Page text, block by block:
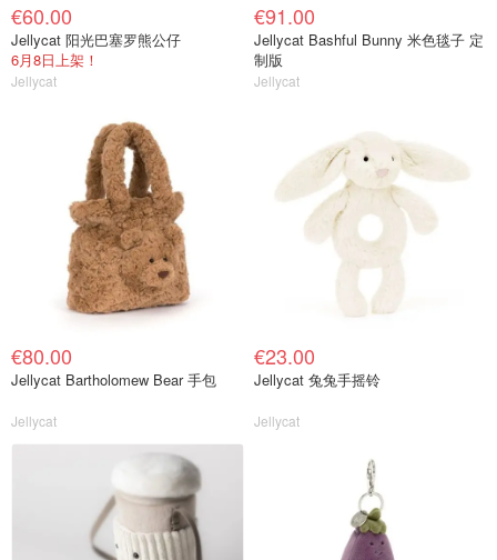
€60.00
Jellycat 阳光巴塞罗熊公仔
6月8日上架！
Jellycat
€91.00
Jellycat Bashful Bunny 米色毯子 定
制版
Jellycat
€80.00
Jellycat Bartholomew Bear 手包
Jellycat
€23.00
Jellycat 兔兔手摇铃
Jellycat